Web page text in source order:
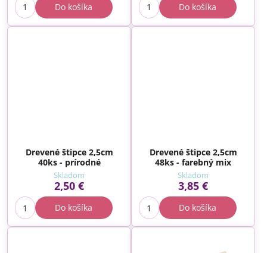
Do košíka Do košíka
Drevené štipce 2,5cm
40ks - prírodné
Skladom
2,50 €
Do košíka
Drevené štipce 2,5cm
48ks - farebný mix
Skladom
3,85 €
Do košíka